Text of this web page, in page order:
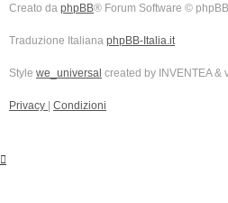
Creato da phpBB® Forum Software ©
Traduzione Italiana phpBB-Italia.it
Style we_universal created by INVENTEA &
Privacy | Condizioni